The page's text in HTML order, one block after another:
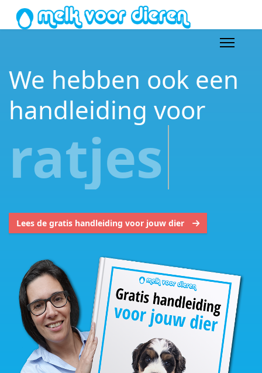
We hebben ook een
handleiding voor
kittens
Lees de gratis handleiding voor jouw dier